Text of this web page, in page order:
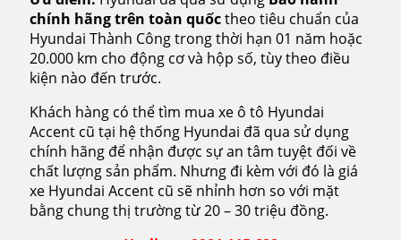
chính hãng trên toàn quốctheo tiêu chuẩn của
Hyundai Thành Công trong thời hạn 01 năm hoặc
20.000 km cho động cơ và hộp số, tùy theo điều
kiện nào đến trước.
Khách hàng có thể tìm mua xe ô tô Hyundai
Accent cũ tại hệ thống Hyundai đã qua sử dụng
chính hãng để nhận được sự an tâm tuyệt đối về
chất lượng sản phẩm. Nhưng đi kèm với đó là giá
xe Hyundai Accent cũ sẽ nhỉnh hơn so với mặt
bằng chung thị trường từ 20 – 30 triệu đồng.